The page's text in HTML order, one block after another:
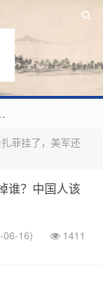
天人合一之大道。
展成果，共创道行德盛道德王国 菲挂了，美军还
谁？中国人该
06-16)
1411